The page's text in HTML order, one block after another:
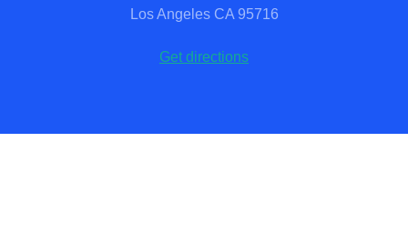
Los Angeles CA 95716
Get directions